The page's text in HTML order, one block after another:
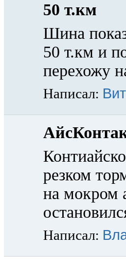
50 т.км
Шина
50 т.км и
перехожу
Написал:
резком
на мокром
Написал: